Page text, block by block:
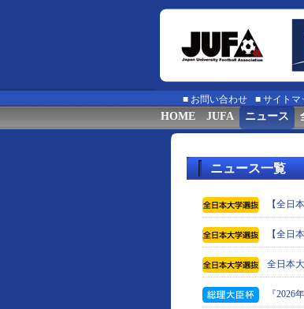
■ お問い合わせ ■ サイトマ
HOME JUFA ニュース
ニュース一覧
【全日
【全日
全日本
『